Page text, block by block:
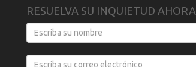
RESUELVA SU INQUIETUD AHORA